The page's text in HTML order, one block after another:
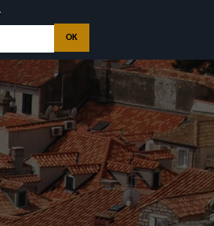
NOUS
de Didonne